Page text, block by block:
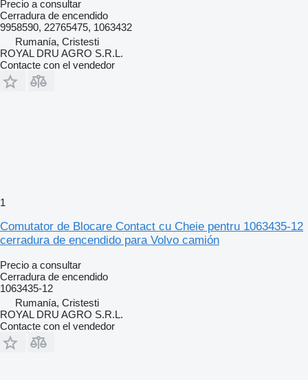
Precio a consultar
Cerradura de encendido
9958590, 22765475, 1063432
Rumanía, Cristesti
ROYAL DRU AGRO S.R.L.
Contacte con el vendedor
1
Comutator de Blocare Contact cu Cheie pentru 1063435-12
cerradura de encendido para Volvo camión
Precio a consultar
Cerradura de encendido
1063435-12
Rumanía, Cristesti
ROYAL DRU AGRO S.R.L.
Contacte con el vendedor